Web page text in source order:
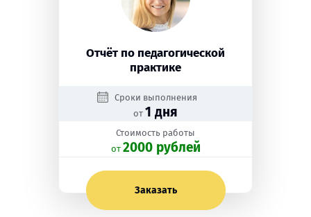
Отчёт по педагогической
практике
Сроки выполнения
от 1 дня
Стоимость работы
oт 2000 рублей
Заказать